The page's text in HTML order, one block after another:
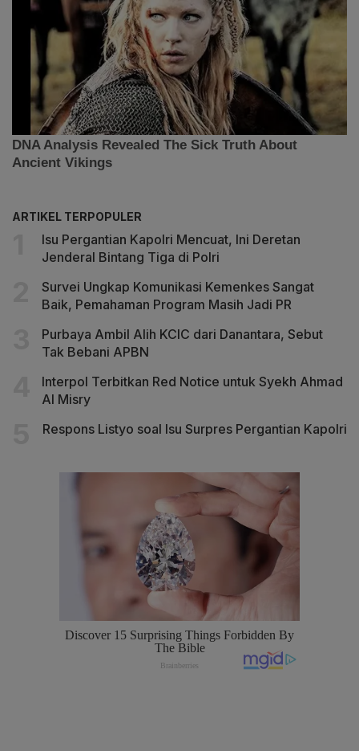
ARTIKEL TERPOPULER
Isu Pergantian Kapolri Mencuat, Ini Deretan
Jenderal Bintang Tiga di Polri
Survei Ungkap Komunikasi Kemenkes Sangat
Baik, Pemahaman Program Masih Jadi PR
Purbaya Ambil Alih KCIC dari Danantara, Sebut
Tak Bebani APBN
Interpol Terbitkan Red Notice untuk Syekh Ahmad
Al Misry
Respons Listyo soal Isu Surpres Pergantian Kapolri